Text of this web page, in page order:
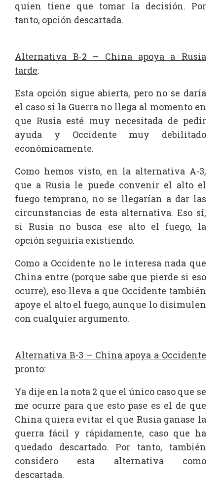
quien tiene que tomar la decisión. Por
tanto, opción descartada.
Alternativa B-2 – China apoya a Rusia
tarde:
Esta opción sigue abierta, pero no se daría
el caso si la Guerra no llega al momento en
que Rusia esté muy necesitada de pedir
ayuda y Occidente muy debilitado
económicamente.
Como hemos visto, en la alternativa A-3,
que a Rusia le puede convenir el alto el
fuego temprano, no se llegarían a dar las
circunstancias de esta alternativa. Eso sí,
si Rusia no busca ese alto el fuego, la
opción seguiría existiendo.
Como a Occidente no le interesa nada que
China entre (porque sabe que pierde si eso
ocurre), eso lleva a que Occidente también
apoye el alto el fuego, aunque lo disimulen
con cualquier argumento.
Alternativa B-3 – China apoya a Occidente
pronto:
Ya dije en la nota 2 que el único caso que se
me ocurre para que esto pase es el de que
China quiera evitar el que Rusia ganase la
guerra fácil y rápidamente, caso que ha
quedado descartado. Por tanto, también
considero esta alternativa como
descartada.